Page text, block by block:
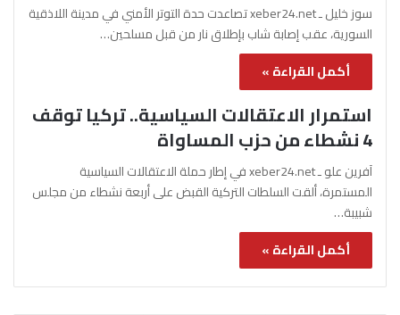
سوز خليل ـ xeber24.net تصاعدت حدة التوتر الأمني في مدينة اللاذقية
السورية، عقب إصابة شاب بإطلاق نار من قبل مسلحين…
أكمل القراءة »
استمرار الاعتقالات السياسية.. تركيا توقف
4 نشطاء من حزب المساواة
آفرين علو ـ xeber24.net في إطار حملة الاعتقالات السياسية
المستمرة، ألقت السلطات التركية القبض على أربعة نشطاء من مجلس
شبيبة…
أكمل القراءة »